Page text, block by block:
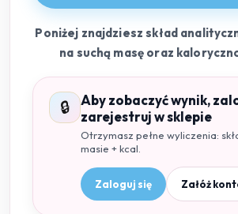
Poniżej znajdziesz skład
na suchą masę oraz
🔒
Aby zobaczyć wynik,
zarejestruj w sklepie
Otrzymasz pełne wyliczenia:
masie + kcal.
Zaloguj się Załóż